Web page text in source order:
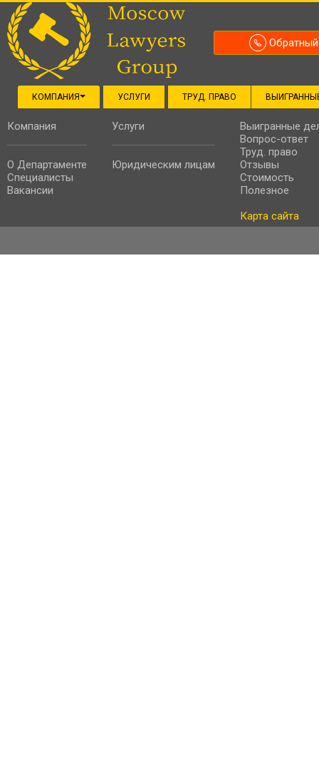
КОМПАНИЯ УСЛУГИ ТРУД. ПРАВО
Компания
О Департаменте
Специалисты
Вакансии
Услуги
Юридическим лицам
Выигранные
Вопрос-ответ
Труд. право
Отзывы
Стоимость
Полезное
Карта сайта